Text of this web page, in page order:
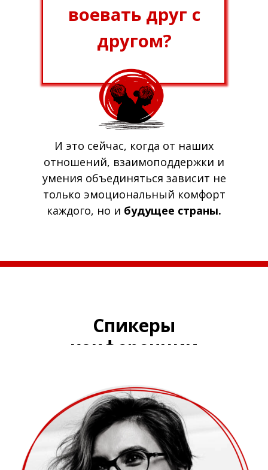
воевать друг с
другом?
И это сейчас, когда от наших
отношений, взаимоподдержки и
умения объединяться зависит не
только эмоциональный комфорт
каждого, но и будущее страны.
Спикеры
конференции